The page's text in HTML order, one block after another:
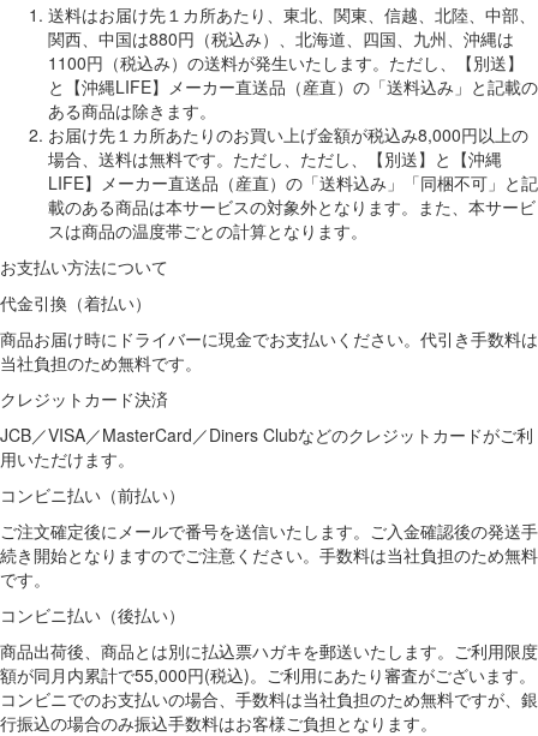
送料はお届け先１カ所あたり、東北、関東、信越、北陸、中部、
関西、中国は880円（税込み）、北海道、四国、九州、沖縄は
1100円（税込み）の送料が発生いたします。ただし、【別送】
と【沖縄LIFE】メーカー直送品（産直）の「送料込み」と記載の
ある商品は除きます。
お届け先１カ所あたりのお買い上げ金額が税込み8,000円以上の
場合、送料は無料です。ただし、ただし、【別送】と【沖縄
LIFE】メーカー直送品（産直）の「送料込み」「同梱不可」と記
載のある商品は本サービスの対象外となります。また、本サービ
スは商品の温度帯ごとの計算となります。
お支払い方法について
代金引換（着払い）
商品お届け時にドライバーに現金でお支払いください。代引き手数料は
当社負担のため無料です。
クレジットカード決済
JCB／VISA／MasterCard／Diners Clubなどのクレジットカードがご利
用いただけます。
コンビニ払い（前払い）
ご注文確定後にメールで番号を送信いたします。ご入金確認後の発送手
続き開始となりますのでご注意ください。手数料は当社負担のため無料
です。
コンビニ払い（後払い）
商品出荷後、商品とは別に払込票ハガキを郵送いたします。ご利用限度
額が同月内累計で55,000円(税込)。ご利用にあたり審査がございます。
コンビニでのお支払いの場合、手数料は当社負担のため無料ですが、銀
行振込の場合のみ振込手数料はお客様ご負担となります。